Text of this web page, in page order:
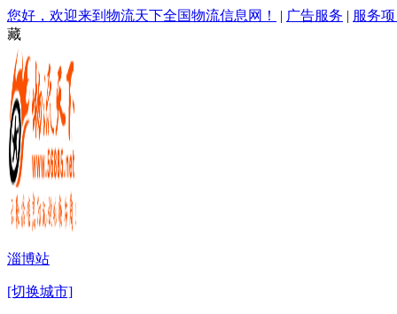
您好，欢迎来到物流天下全国物流信息网！ | 广告服务 | 服务
藏
淄博站
[切换城市]